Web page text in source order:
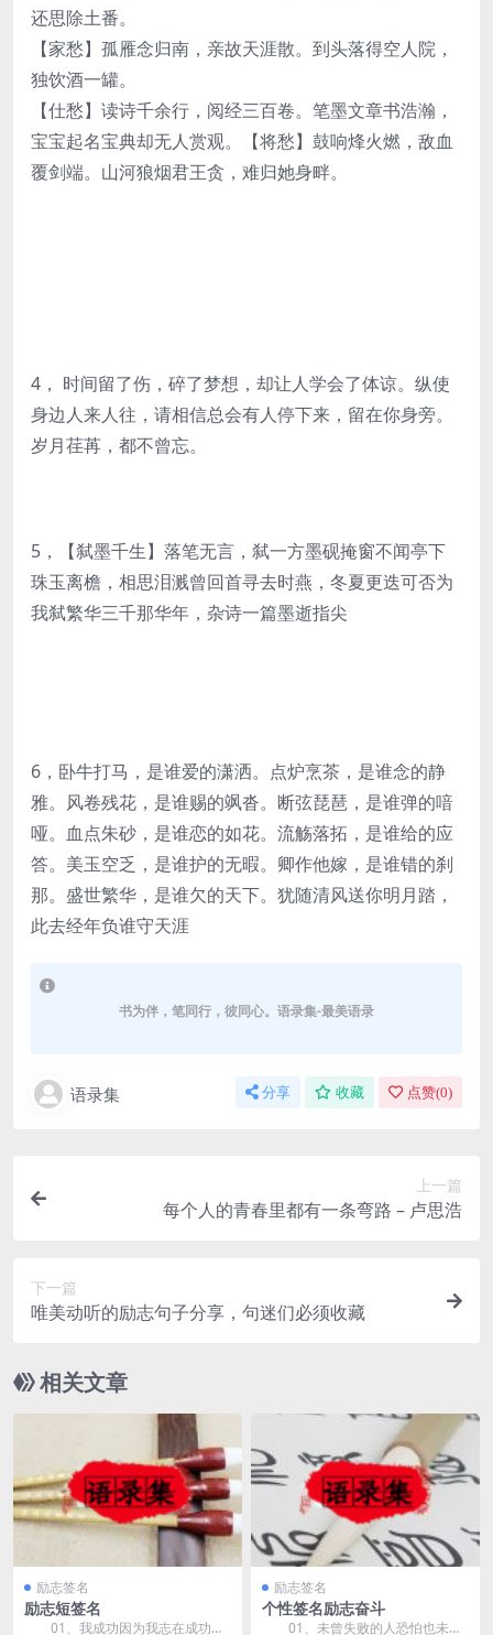
还思除土番。
【家愁】孤雁念归南，亲故天涯散。到头落得空人院，
独饮酒一罐。
【仕愁】读诗千余行，阅经三百卷。笔墨文章书浩瀚，
宝宝起名宝典却无人赏观。【将愁】鼓响烽火燃，敌血
覆剑端。山河狼烟君王贪，难归她身畔。
4， 时间留了伤，碎了梦想，却让人学会了体谅。纵使
身边人来人往，请相信总会有人停下来，留在你身旁。
岁月荏苒，都不曾忘。
5，【弑墨千生】落笔无言，弑一方墨砚掩窗不闻亭下
珠玉离檐，相思泪溅曾回首寻去时燕，冬夏更迭可否为
我弑繁华三千那华年，杂诗一篇墨逝指尖
6，卧牛打马，是谁爱的潇洒。点炉烹茶，是谁念的静
雅。风卷残花，是谁赐的飒沓。断弦琵琶，是谁弹的喑
哑。血点朱砂，是谁恋的如花。流觞落拓，是谁给的应
答。美玉空乏，是谁护的无暇。卿作他嫁，是谁错的刹
那。盛世繁华，是谁欠的天下。犹随清风送你明月踏，
此去经年负谁守天涯
书为伴，笔同行，彼同心。语录集-最美语录
语录集 分享 收藏 点赞(0)
上一篇
每个人的青春里都有一条弯路 – 卢思浩
下一篇
唯美动听的励志句子分享，句迷们必须收藏
相关文章
励志签名
励志短签名
01、我成功因为我志在成功！
励志签名
个性签名励志奋斗
01、未曾失败的人恐怕也未曾